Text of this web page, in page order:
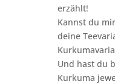
erzählt!
Kannst du
deine
Und hast du
Kurkuma